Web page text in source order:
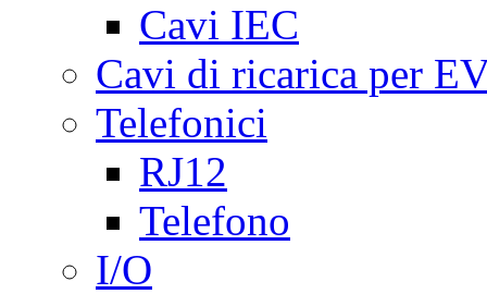
Cavi IEC
Cavi di ricarica per
Telefonici
RJ12
Telefono
I/O